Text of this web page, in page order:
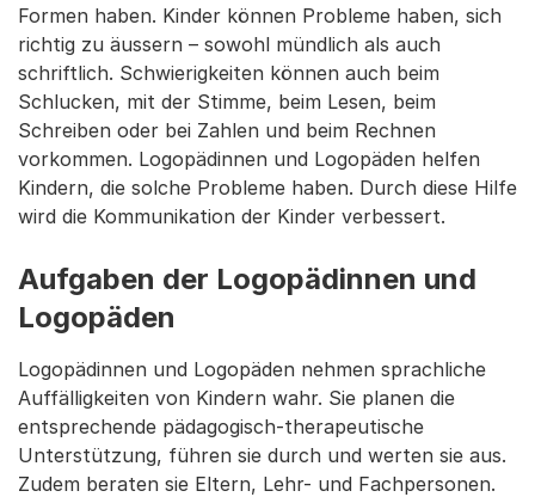
Formen haben. Kinder können Probleme haben, sich
richtig zu äussern – sowohl mündlich als auch
schriftlich. Schwierigkeiten können auch beim
Schlucken, mit der Stimme, beim Lesen, beim
Schreiben oder bei Zahlen und beim Rechnen
vorkommen. Logopädinnen und Logopäden helfen
Kindern, die solche Probleme haben. Durch diese Hilfe
wird die Kommunikation der Kinder verbessert.
Aufgaben der Logopädinnen und
Logopäden
Logopädinnen und Logopäden nehmen sprachliche
Auffälligkeiten von Kindern wahr. Sie planen die
entsprechende pädagogisch-therapeutische
Unterstützung, führen sie durch und werten sie aus.
Zudem beraten sie Eltern, Lehr- und Fachpersonen.